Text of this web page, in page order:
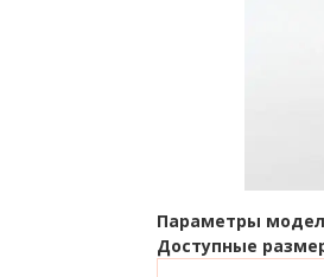
Параметры
Доступные